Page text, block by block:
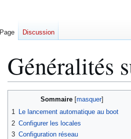
Généralités
navigation
recherche
Sommaire
1 Le lancement automatique au boot
2 Configurer les locales
3 Configuration réseau
Page Discussion